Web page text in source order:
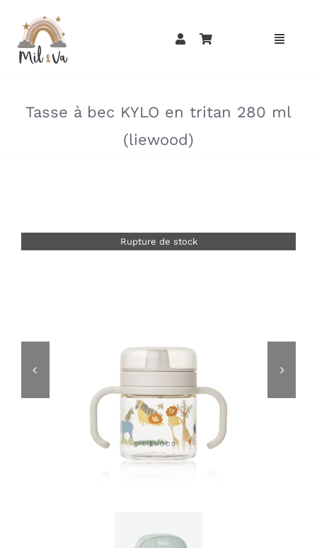
contenu
Tasse à bec KYLO en tritan 280 ml
(liewood)
Rupture de stock